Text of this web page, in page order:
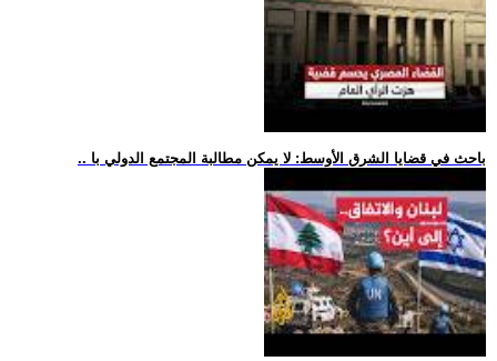
.. باحث في قضايا الشرق الأوسط: لا يمكن مطالبة المجتمع الدولي با